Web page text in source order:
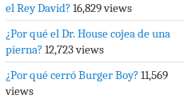
el Rey David? 16,829 views
¿Por qué el Dr. House cojea de una
pierna? 12,723 views
¿Por qué cerró Burger Boy? 11,569
views